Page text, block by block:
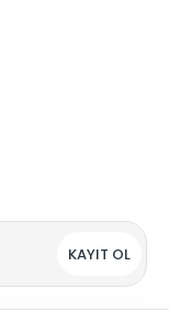
KAYIT OL